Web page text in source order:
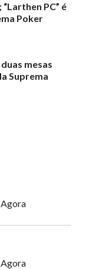
PC” é
Poker
mesas
Suprema
Agora
Agora